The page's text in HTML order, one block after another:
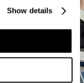
Show details